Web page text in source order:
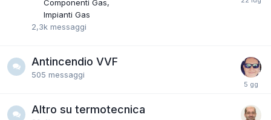
Componenti Gas
Impianti Gas
2,3k messaggi
Antincendio VVF
505 messaggi
Altro su termotecnica